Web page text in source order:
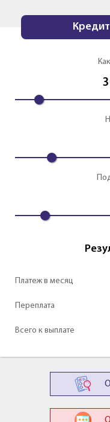
Платеж в месяц
Переплата
Всего к выплате